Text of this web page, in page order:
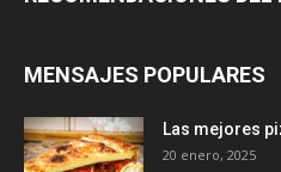
MENSAJES POPULARES
Las mejores
20 enero, 2025